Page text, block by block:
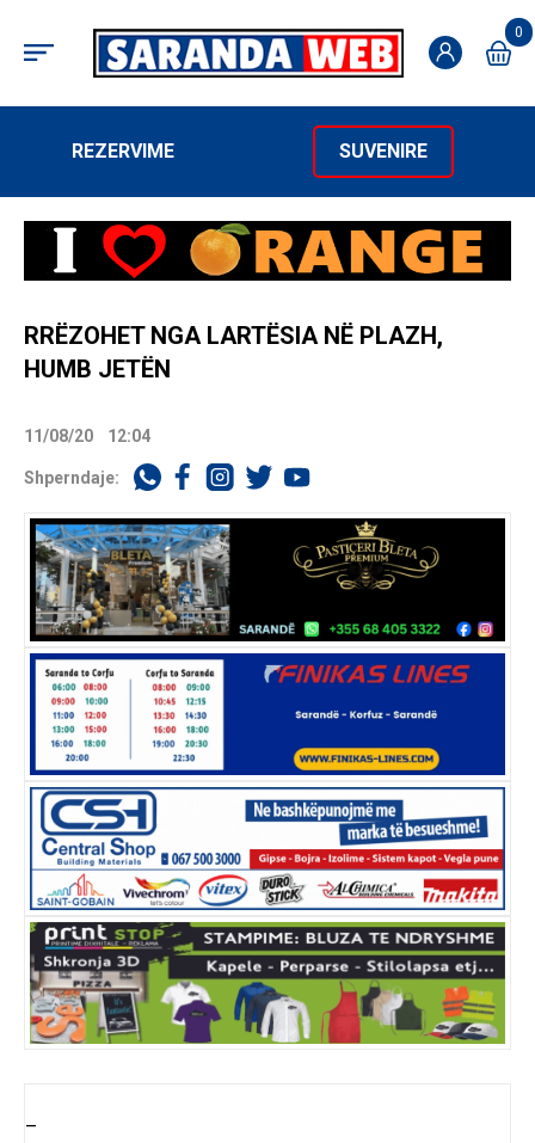
0
REZERVIME SUVENIRE
RRËZOHET NGA LARTËSIA NË PLAZH,
HUMB JETËN
11/08/20 12:04
Shperndaje:
–